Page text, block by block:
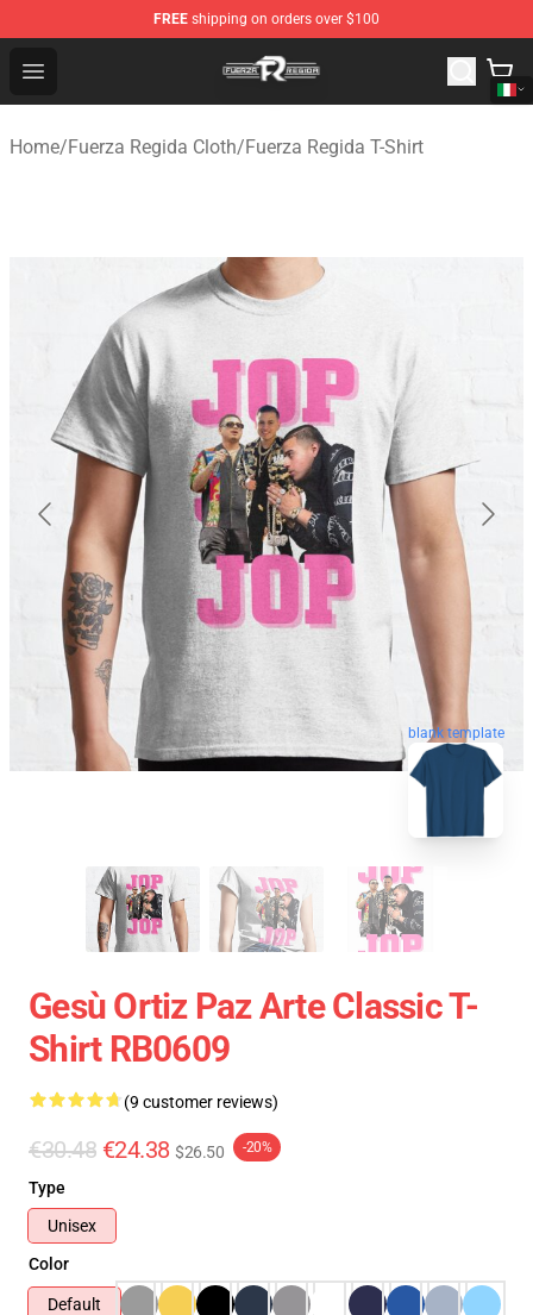
FREE shipping on orders over $100
Open menu
Fuerza Regida Shop - Official Fuerza Regida
Home/Fuerza Regida Cloth/Fuerza Regida T-Shirt
blank template
Gesù Ortiz Paz Arte Classic T-
Shirt RB0609
(9 customer reviews)
€30.48 €24.38 $26.50 -20%
Type
Unisex
Color
Default